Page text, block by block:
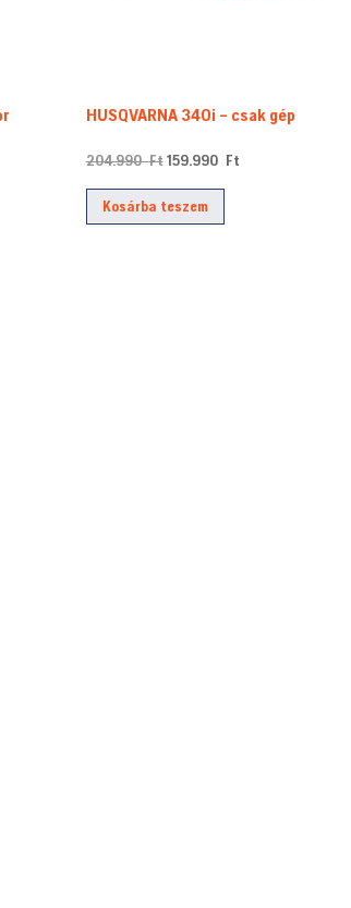
HUSQVARNA 340i – csak gép
204.990Ft Original
was:
159.990 FtCurrent
Kosárba teszem